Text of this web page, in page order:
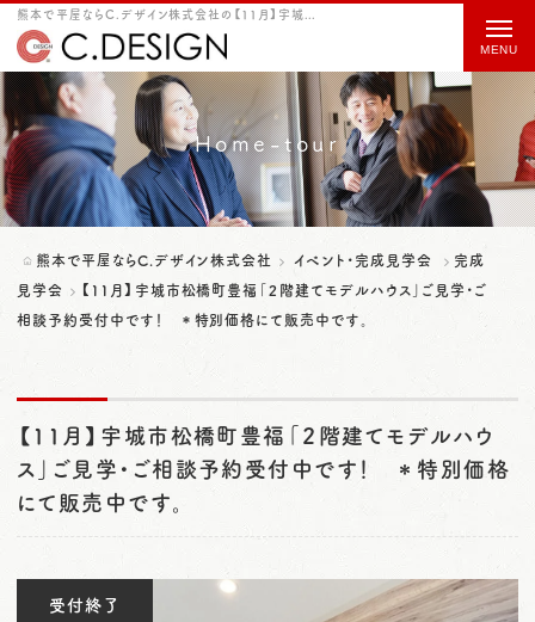
熊本で平屋ならC.デザイン株式会社の【11月】宇城市松橋町豊福「２階建てモデルハウス」ご見学・ご相談予約受付中です！ ＊特別価格にて販売中です。をご紹介
Home-tour
熊本で平屋ならC.デザイン株式会社 イベント・完成見学会
完成
見学会
【11月】宇城市松橋町豊福「２階建てモデルハウス」ご見学・ご
相談予約受付中です！ ＊特別価格にて販売中です。
【11月】宇城市松橋町豊福「２階建てモデルハウ
ス」ご見学・ご相談予約受付中です！ ＊特別価格
にて販売中です。
受付終了
t
o
g
g
l
e
g
t
n